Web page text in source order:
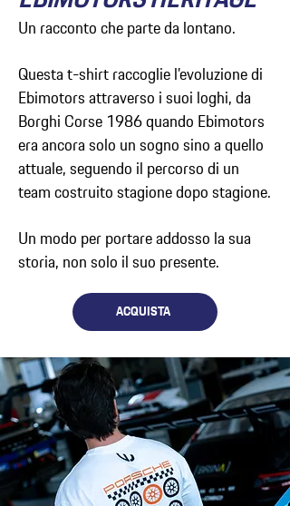
Un racconto che parte da lontano.
Questa t-shirt raccoglie l’evoluzione di
Ebimotors attraverso i suoi loghi, da
Borghi Corse 1986 quando Ebimotors
era ancora solo un sogno sino a quello
attuale, seguendo il percorso di un
team costruito stagione dopo stagione.
Un modo per portare addosso la sua
storia, non solo il suo presente.
ACQUISTA